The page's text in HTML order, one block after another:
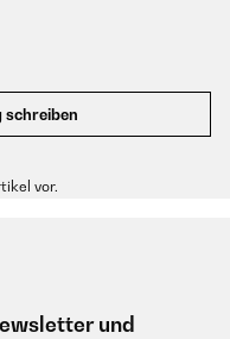
schreiben
vor.
und